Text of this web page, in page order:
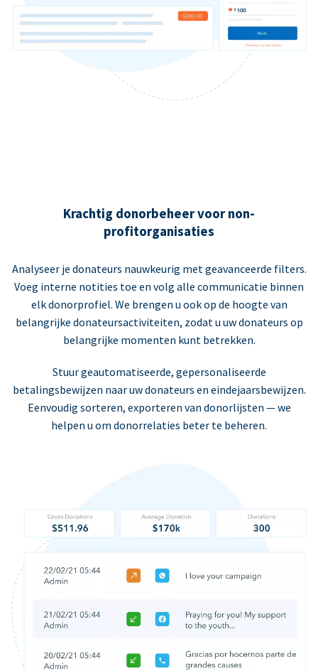
Krachtig donorbeheer voor non-
profitorganisaties
Analyseer je donateurs nauwkeurig met geavanceerde filters.
Voeg interne notities toe en volg alle communicatie binnen
elk donorprofiel. We brengen u ook op de hoogte van
belangrijke donateursactiviteiten, zodat u uw donateurs op
belangrijke momenten kunt betrekken.
Stuur geautomatiseerde, gepersonaliseerde
betalingsbewijzen naar uw donateurs en eindejaarsbewijzen.
Eenvoudig sorteren, exporteren van donorlijsten — we
helpen u om donorrelaties beter te beheren.